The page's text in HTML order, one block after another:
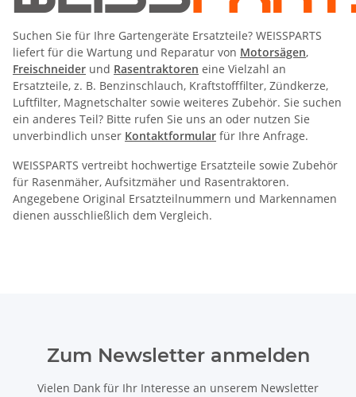
Suchen Sie für Ihre Gartengeräte Ersatzteile? WEISSPARTS
liefert für die Wartung und Reparatur von Motorsägen,
Freischneider und Rasentraktoren eine Vielzahl an
Ersatzteile, z. B. Benzinschlauch, Kraftstofffilter, Zündkerze,
Luftfilter, Magnetschalter sowie weiteres Zubehör. Sie suchen
ein anderes Teil? Bitte rufen Sie uns an oder nutzen Sie
unverbindlich unser Kontaktformular für Ihre Anfrage.
WEISSPARTS vertreibt hochwertige Ersatzteile sowie Zubehör
für Rasenmäher, Aufsitzmäher und Rasentraktoren.
Angegebene Original Ersatzteilnummern und Markennamen
dienen ausschließlich dem Vergleich.
Zum Newsletter anmelden
Vielen Dank für Ihr Interesse an unserem Newsletter